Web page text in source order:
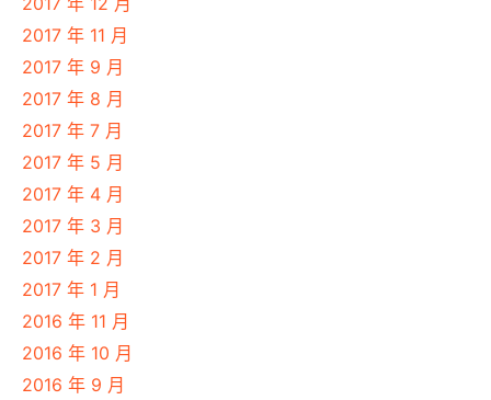
2017 年 11 月
2017 年 9 月
2017 年 8 月
2017 年 7 月
2017 年 5 月
2017 年 4 月
2017 年 3 月
2017 年 2 月
2017 年 1 月
2016 年 11 月
2016 年 10 月
2016 年 9 月